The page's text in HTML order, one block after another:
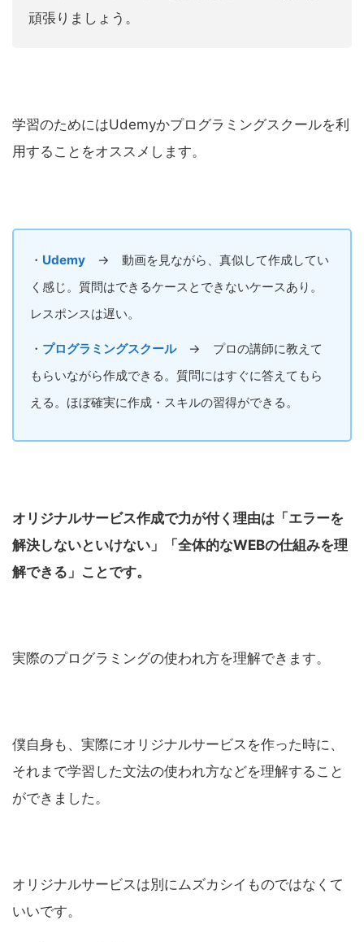
頑張りましょう。
学習のためにはUdemyかプログラミングスクールを利
用することをオススメします。
・ Udemy → 動画を見ながら、真似して作成してい
く感じ。質問はできるケースとできないケースあり。
レスポンスは遅い。
・ プログラミングスクール→ プロの講師に教えて
もらいながら作成できる。質問にはすぐに答えてもら
える。ほぼ確実に作成・スキルの習得ができる。
オリジナルサービス作成で力が付く理由は「エラーを
解決しないといけない」「全体的なWEBの仕組みを理
解できる」ことです。
実際のプログラミングの使われ方を理解できます。
僕自身も、実際にオリジナルサービスを作った時に、
それまで学習した文法の使われ方などを理解すること
ができました。
オリジナルサービスは別にムズカシイものではなくて
いいです。